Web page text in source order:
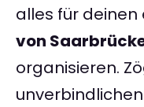
alles für
von
organisieren.